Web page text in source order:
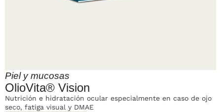
Piel y mucosas
OlioVita® Vision
Nutrición e hidratación ocular especialmente en caso de ojo
seco, fatiga visual y DMAE